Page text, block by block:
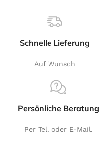
Schnelle Lieferung
Auf Wunsch
Persönliche Beratung
Per Tel. oder E-Mail.